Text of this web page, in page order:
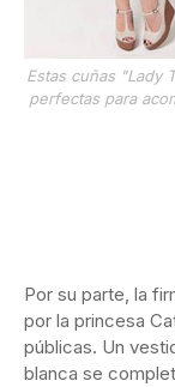
Estas cuñas "Lady
perfectas para
Por su parte, la
por la princesa
públicas. Un
blanca se